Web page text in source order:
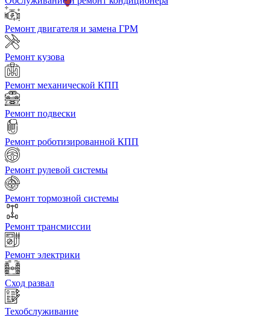
Ремонт двигателя и замена ГРМ
Ремонт кузова
Ремонт механической КПП
Ремонт подвески
Ремонт роботизированной КПП
Ремонт рулевой системы
Ремонт тормозной системы
Ремонт трансмиссии
Ремонт электрики
Сход развал
Техобслуживание